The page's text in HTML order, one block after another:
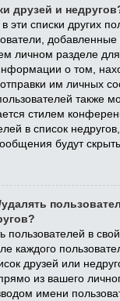
друзей и
эти списки других
добавленные
личном разделе
о том,
им личных
также
стилем
в список
будут
пользователей в
каждого
друзей или
из вашего
имени